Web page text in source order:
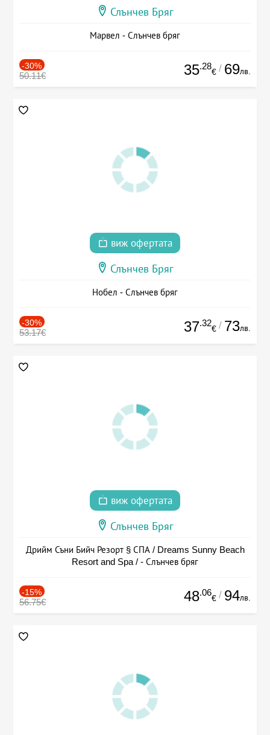
Слънчев Бряг
Марвел - Слънчев бряг
-30%
50.11€ 35.28
€ / 69лв.
виж офертата
Слънчев Бряг
Нобел - Слънчев бряг
-30%
53.17€ 37.32
€ / 73лв.
виж офертата
Слънчев Бряг
Дрийм Съни Бийч Резорт § СПА / Dreams Sunny Beach
Resort and Spa / - Слънчев бряг
-15%
56.75€ 48.06
€ / 94лв.